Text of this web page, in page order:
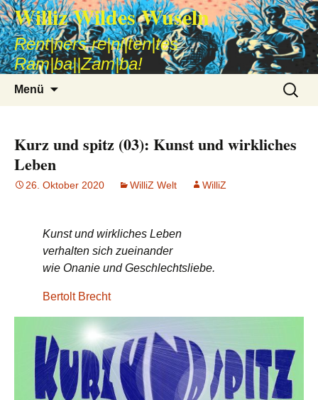
Williz Wildes Wuseln
Rent|ners re|ni|ten|tes
Ram|ba||Zam|ba!
Menü
Suche
nach:
Kurz und spitz (03): Kunst und wirkliches
Leben
26. Oktober 2020 WilliZ Welt WilliZ
Kunst und wirkliches Leben
verhalten sich zueinander
wie Onanie und Geschlechtsliebe.
Bertolt Brecht